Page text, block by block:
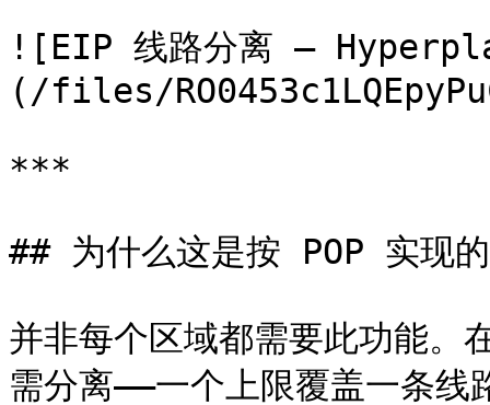
![EIP 线路分离 —
(/files/
***
## 为什么这是按 POP 实现
并非每个区域都需要此功能。
需分离——一个上限覆盖一条线